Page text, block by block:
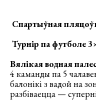
Спартыўная
Турнір па футболе
Вялікая водная
4 каманды па 5
балонікі з вадой на
разбіваецца —